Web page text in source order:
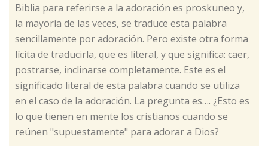
Biblia para referirse a la adoración es proskuneo y,
la mayoría de las veces, se traduce esta palabra
sencillamente por adoración. Pero existe otra forma
lícita de traducirla, que es literal, y que significa: caer,
postrarse, inclinarse completamente. Este es el
significado literal de esta palabra cuando se utiliza
en el caso de la adoración. La pregunta es…. ¿Esto es
lo que tienen en mente los cristianos cuando se
reúnen "supuestamente" para adorar a Dios?